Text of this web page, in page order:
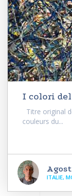
I colori
Titre original
couleurs du...
ITALIE,